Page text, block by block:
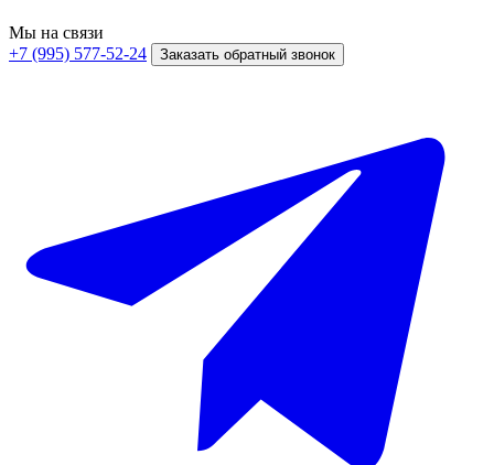
Мы на связи
+7 (995) 577-52-24
Заказать обратный звонок